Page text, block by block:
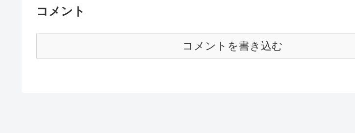
コメント
コメントを書き込む